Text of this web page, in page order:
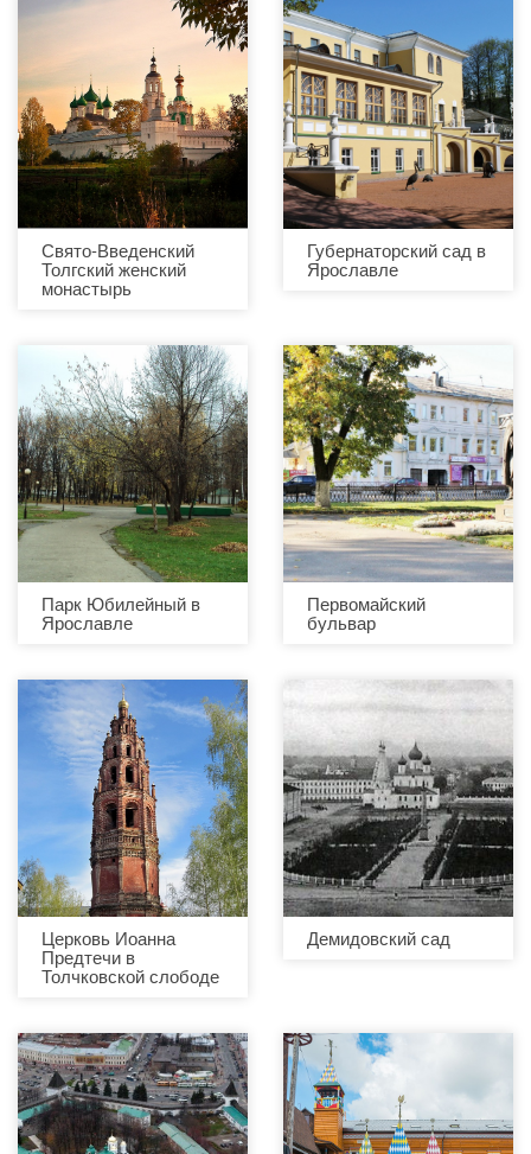
Свято-Введенский
Толгский женский
монастырь
Губернаторский сад в
Ярославле
Парк Юбилейный в
Ярославле
Первомайский
бульвар
Церковь Иоанна
Предтечи в
Толчковской слободе
Демидовский сад